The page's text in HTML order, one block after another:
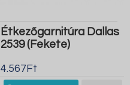
Étkezőgarnitúra Dallas
2539 (Fekete)
4.567Ft